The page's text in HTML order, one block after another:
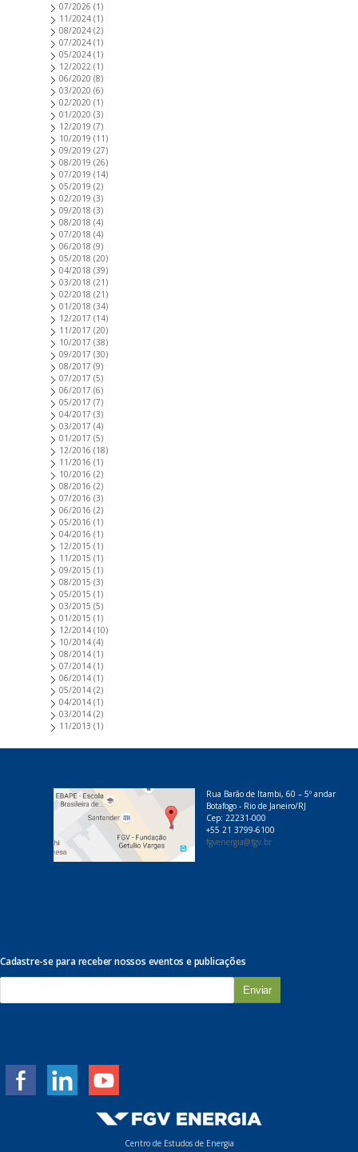
07/2026 (1)
11/2024 (1)
08/2024 (2)
07/2024 (1)
05/2024 (1)
12/2022 (1)
06/2020 (8)
03/2020 (6)
02/2020 (1)
01/2020 (3)
12/2019 (7)
10/2019 (11)
09/2019 (27)
08/2019 (26)
07/2019 (14)
05/2019 (2)
02/2019 (3)
09/2018 (3)
08/2018 (4)
07/2018 (4)
06/2018 (9)
05/2018 (20)
04/2018 (39)
03/2018 (21)
02/2018 (21)
01/2018 (34)
12/2017 (14)
11/2017 (20)
10/2017 (38)
09/2017 (30)
08/2017 (9)
07/2017 (5)
06/2017 (6)
05/2017 (7)
04/2017 (3)
03/2017 (4)
01/2017 (5)
12/2016 (18)
11/2016 (1)
10/2016 (2)
08/2016 (2)
07/2016 (3)
06/2016 (2)
05/2016 (1)
04/2016 (1)
12/2015 (1)
11/2015 (1)
09/2015 (1)
08/2015 (3)
05/2015 (1)
03/2015 (5)
01/2015 (1)
12/2014 (10)
10/2014 (4)
08/2014 (1)
07/2014 (1)
06/2014 (1)
05/2014 (2)
04/2014 (1)
03/2014 (2)
11/2013 (1)
Rua Barão de Itambi, 60 – 5º andar
Botafogo - Rio de Janeiro/RJ
Cep: 22231-000
+55 21 3799-6100
fgvenergia@fgv.br
Cadastre-se para receber nossos eventos e publicações
m
Centro de Estudos de Energia